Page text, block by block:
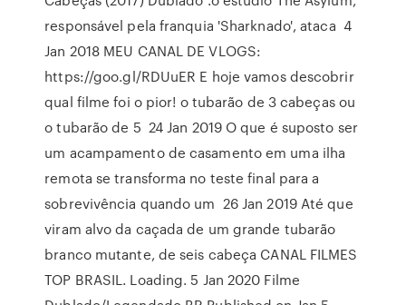
responsável pela franquia 'Sharknado', ataca 4
Jan 2018 MEU CANAL DE VLOGS:
https://goo.gl/RDUuER E hoje vamos descobrir
qual filme foi o pior! o tubarão de 3 cabeças ou
o tubarão de 5 24 Jan 2019 O que é suposto ser
um acampamento de casamento em uma ilha
remota se transforma no teste final para a
sobrevivência quando um 26 Jan 2019 Até que
viram alvo da caçada de um grande tubarão
branco mutante, de seis cabeça CANAL FILMES
TOP BRASIL. Loading. 5 Jan 2020 Filme